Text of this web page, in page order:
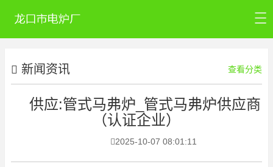
新闻资讯
公司认证
新闻资讯 查看分类
供应:管式马弗炉_管式马弗炉供应商
（认证企业）
2025-10-07 08:01:11